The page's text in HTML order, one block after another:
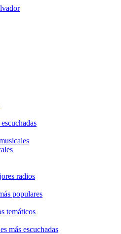
radios
populares
temáticos
más escuchadas